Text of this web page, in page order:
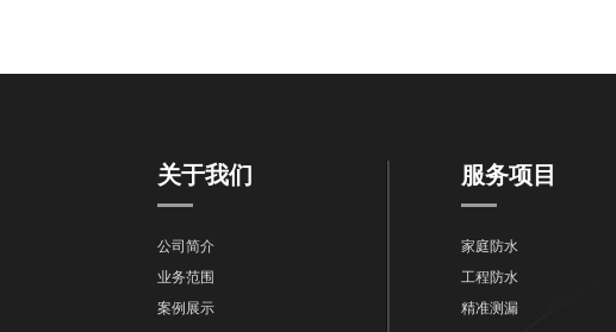
关于我们
公司简介
业务范围
案例展示
服务项目
家庭防水
工程防水
精准测漏